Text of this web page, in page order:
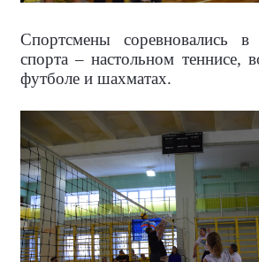
Спортсмены соревновались
спорта – настольном теннисе,
футболе и шахматах.